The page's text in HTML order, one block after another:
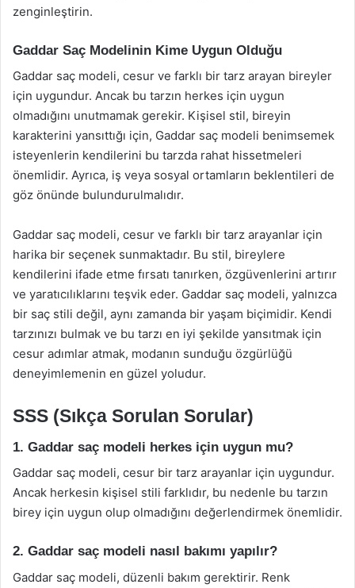
zenginleştirin.
Gaddar Saç Modelinin Kime Uygun Olduğu
Gaddar saç modeli, cesur ve farklı bir tarz arayan bireyler
için uygundur. Ancak bu tarzın herkes için uygun
olmadığını unutmamak gerekir. Kişisel stil, bireyin
karakterini yansıttığı için, Gaddar saç modeli benimsemek
isteyenlerin kendilerini bu tarzda rahat hissetmeleri
önemlidir. Ayrıca, iş veya sosyal ortamların beklentileri de
göz önünde bulundurulmalıdır.
Gaddar saç modeli, cesur ve farklı bir tarz arayanlar için
harika bir seçenek sunmaktadır. Bu stil, bireylere
kendilerini ifade etme fırsatı tanırken, özgüvenlerini artırır
ve yaratıcılıklarını teşvik eder. Gaddar saç modeli, yalnızca
bir saç stili değil, aynı zamanda bir yaşam biçimidir. Kendi
tarzınızı bulmak ve bu tarzı en iyi şekilde yansıtmak için
cesur adımlar atmak, modanın sunduğu özgürlüğü
deneyimlemenin en güzel yoludur.
SSS (Sıkça Sorulan Sorular)
1. Gaddar saç modeli herkes için uygun mu?
Gaddar saç modeli, cesur bir tarz arayanlar için uygundur.
Ancak herkesin kişisel stili farklıdır, bu nedenle bu tarzın
birey için uygun olup olmadığını değerlendirmek önemlidir.
2. Gaddar saç modeli nasıl bakımı yapılır?
Gaddar saç modeli, düzenli bakım gerektirir. Renk